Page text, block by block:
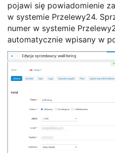
pojawi się powiadomienie
w systemie Przelewy24.
numer w systemie
automatycznie wpisany w